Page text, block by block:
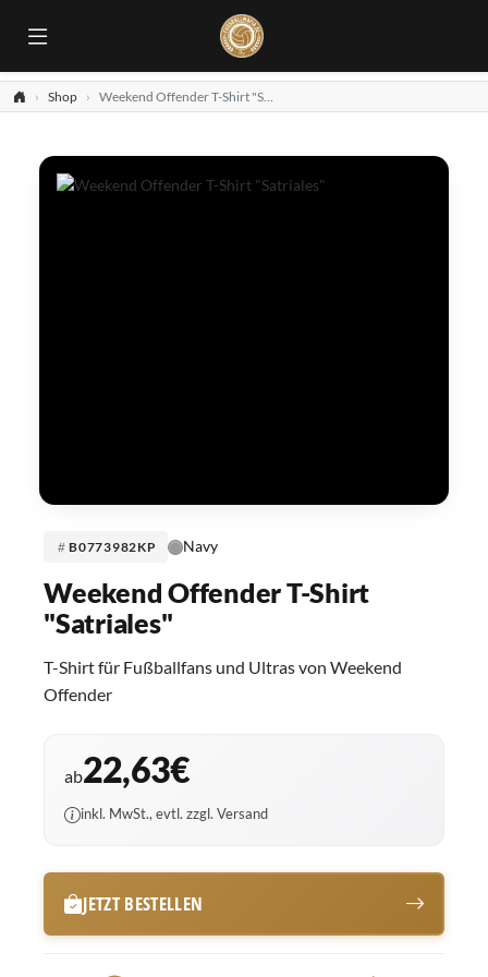
Shop Weekend Offender T-Shirt "Satriales"
B0773982KP Navy
Weekend Offender T-Shirt
"Satriales"
T-Shirt für Fußballfans und Ultras von Weekend
Offender
ab22,63€
inkl. MwSt., evtl. zzgl. Versand
JETZT BESTELLEN